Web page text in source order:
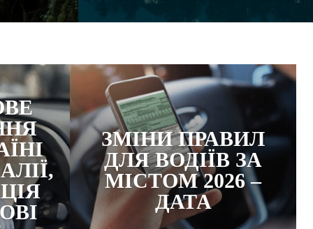
ЗМІНИ ПРАВИЛ
ДЛЯ ВОДІЇВ ЗА
МІСТОМ 2026 –
ДАТА